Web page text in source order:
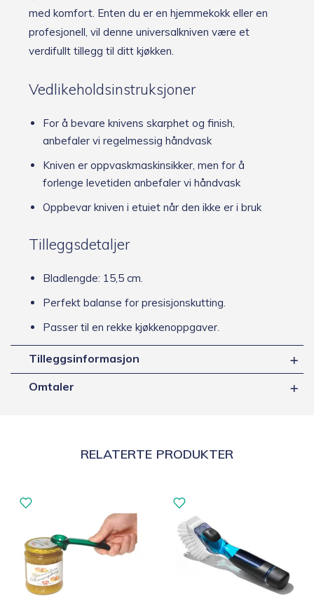
med komfort. Enten du er en hjemmekokk eller en
profesjonell, vil denne universalkniven være et
verdifullt tillegg til ditt kjøkken.
Vedlikeholdsinstruksjoner
For å bevare knivens skarphet og finish,
anbefaler vi regelmessig håndvask
Kniven er oppvaskmaskinsikker, men for å
forlenge levetiden anbefaler vi håndvask
Oppbevar kniven i etuiet når den ikke er i bruk
Tilleggsdetaljer
Bladlengde: 15,5 cm.
Perfekt balanse for presisjonskutting.
Passer til en rekke kjøkkenoppgaver.
Tilleggsinformasjon
Omtaler
RELATERTE PRODUKTER